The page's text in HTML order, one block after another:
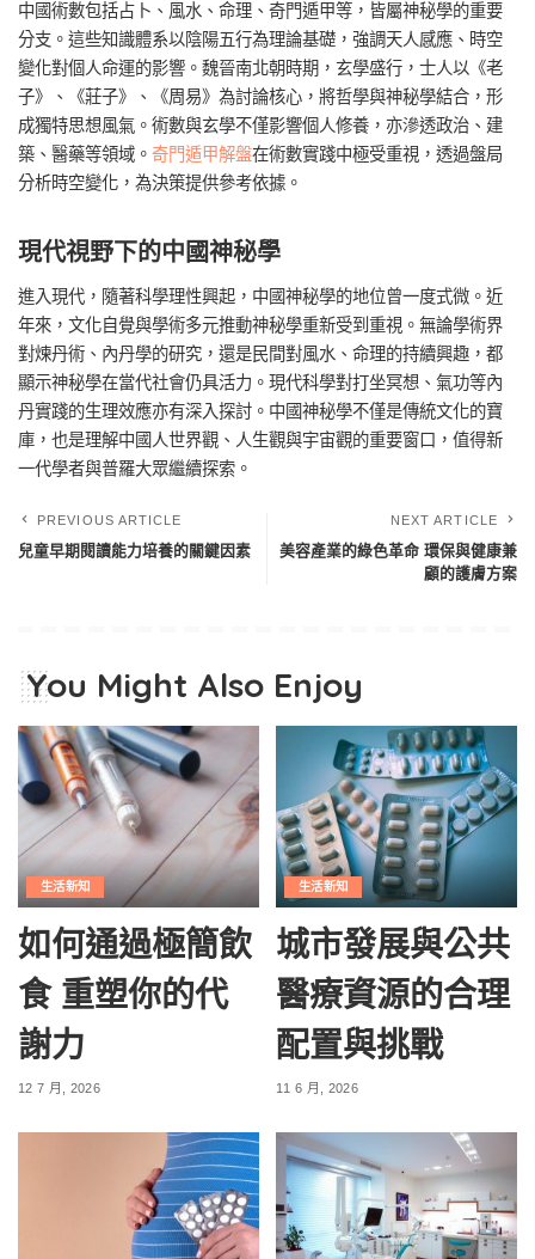
中國術數包括占卜、風水、命理、奇門遁甲等，皆屬神秘學的重要
分支。這些知識體系以陰陽五行為理論基礎，強調天人感應、時空
變化對個人命運的影響。魏晉南北朝時期，玄學盛行，士人以《老
子》、《莊子》、《周易》為討論核心，將哲學與神秘學結合，形
成獨特思想風氣。術數與玄學不僅影響個人修養，亦滲透政治、建
築、醫藥等領域。 奇門遁甲解盤在術數實踐中極受重視，透過盤局
分析時空變化，為決策提供參考依據。
現代視野下的中國神秘學
進入現代，隨著科學理性興起，中國神秘學的地位曾一度式微。近
年來，文化自覺與學術多元推動神秘學重新受到重視。無論學術界
對煉丹術、內丹學的研究，還是民間對風水、命理的持續興趣，都
顯示神秘學在當代社會仍具活力。現代科學對打坐冥想、氣功等內
丹實踐的生理效應亦有深入探討。中國神秘學不僅是傳統文化的寶
庫，也是理解中國人世界觀、人生觀與宇宙觀的重要窗口，值得新
一代學者與普羅大眾繼續探索。
PREVIOUS ARTICLE
兒童早期閱讀能力培養的關鍵因素
NEXT ARTICLE
美容產業的綠色革命 環保與健康兼
顧的護膚方案
You Might Also Enjoy
生活新知
如何通過極簡飲
食 重塑你的代
謝力
12 7 月, 2026
生活新知
城市發展與公共
醫療資源的合理
配置與挑戰
11 6 月, 2026